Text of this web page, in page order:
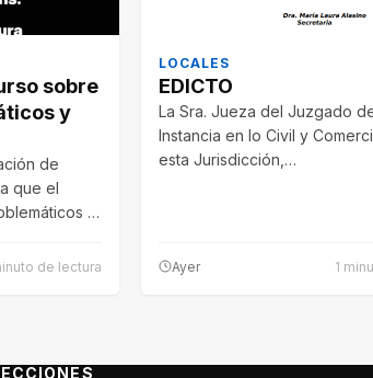
sobre
y
de
que el
y
de lectura
LOCALES
EDICTO
La Sra. Jueza del Juzgado
Instancia en lo Civil y
esta Jurisdicción,…
Ayer 1